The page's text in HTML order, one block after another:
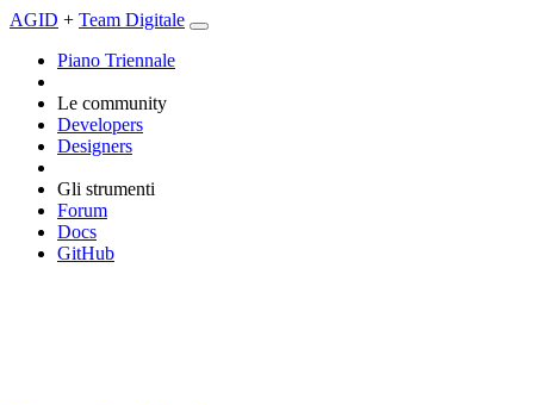
AGID + Team Digitale
Piano Triennale
Le community
Developers
Designers
Gli strumenti
Forum
Docs
GitHub